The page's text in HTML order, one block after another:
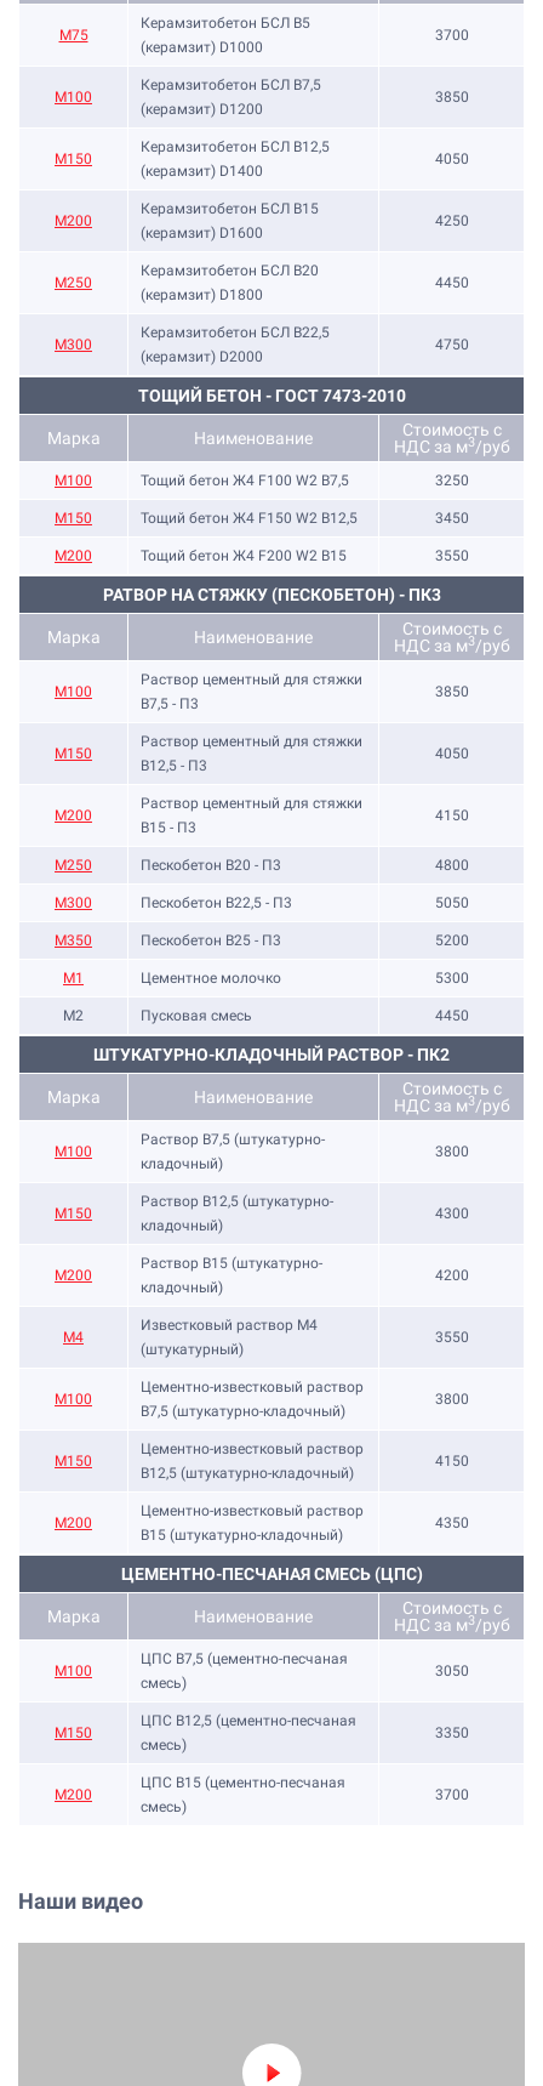
М75
Керамзитобетон БСЛ В5
(керамзит) D1000
3700
М100
Керамзитобетон БСЛ В7,5
(керамзит) D1200
3850
М150
Керамзитобетон БСЛ В12,5
(керамзит) D1400
4050
М200
Керамзитобетон БСЛ В15
(керамзит) D1600
4250
М250
Керамзитобетон БСЛ В20
(керамзит) D1800
4450
М300
Керамзитобетон БСЛ В22,5
(керамзит) D2000
4750
ТОЩИЙ БЕТОН - ГОСТ 7473-2010
Марка Наименование
Стоимость с
НДС за м3/руб
М100 Тощий бетон Ж4 F100 W2 В7,5 3250
М150 Тощий бетон Ж4 F150 W2 В12,5 3450
М200 Тощий бетон Ж4 F200 W2 В15 3550
РАТВОР НА СТЯЖКУ (ПЕСКОБЕТОН) - ПК3
Марка Наименование
Стоимость с
НДС за м3/руб
М100
Раствор цементный для стяжки
В7,5 - П3
3850
М150
Раствор цементный для стяжки
В12,5 - П3
4050
М200
Раствор цементный для стяжки
В15 - П3
4150
М250 Пескобетон В20 - П3 4800
М300 Пескобетон В22,5 - П3 5050
М350 Пескобетон В25 - П3 5200
М1 Цементное молочко 5300
М2 Пусковая смесь 4450
ШТУКАТУРНО-КЛАДОЧНЫЙ РАСТВОР - ПК2
Марка Наименование
Стоимость с
НДС за м3/руб
М100
Раствор B7,5 (штукатурно-
кладочный)
3800
М150
Раствор B12,5 (штукатурно-
кладочный)
4300
М200
Раствор B15 (штукатурно-
кладочный)
4200
М4
Известковый раствор М4
(штукатурный)
3550
М100
Цементно-известковый раствор
B7,5 (штукатурно-кладочный)
3800
М150
Цементно-известковый раствор
B12,5 (штукатурно-кладочный)
4150
М200
Цементно-известковый раствор
B15 (штукатурно-кладочный)
4350
ЦЕМЕНТНО-ПЕСЧАНАЯ СМЕСЬ (ЦПС)
Марка Наименование
Стоимость с
НДС за м3/руб
М100
ЦПС В7,5 (цементно-песчаная
смесь)
3050
М150
ЦПС В12,5 (цементно-песчаная
смесь)
3350
М200
ЦПС В15 (цементно-песчаная
смесь)
3700
Наши видео